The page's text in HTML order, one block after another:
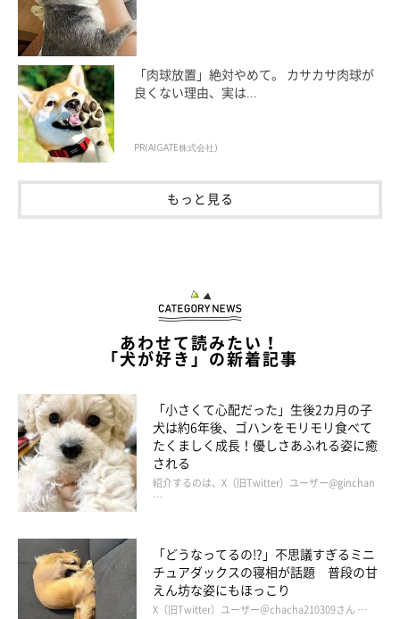
このむぎくんの姿を見たInstagramユーザーたちからは、「期待
のまなざし…w」「賢いかまってちゃん♡」「ボク困ってるの
···。の顔たまんないですね」「なんて器用なむぎくん！♡ 可愛
すぎるー！！！」などと、コメントが寄せられていました。
あざと可愛いむぎくんの姿は、下記の動画でもぜひご覧ください
「肉球放置」絶対やめて。 カサカサ肉球が
良くない理由、実は...
PR(AIGATE株式会社)
もっと見る
あわせて読みたい！
「犬が好き」の新着記事
「小さくて心配だった」生後2カ月の子
犬は約6年後、ゴハンをモリモリ食べて
たくましく成長！優しさあふれる姿に癒
される
紹介するのは、X（旧Twitter）ユーザー@ginchan
…
「どうなってるの!?」不思議すぎるミニ
チュアダックスの寝相が話題 普段の甘
えん坊な姿にもほっこり
X（旧Twitter）ユーザー＠chacha210309さん …